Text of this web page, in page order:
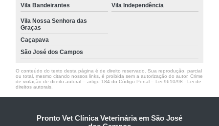
Vila Bandeirantes Vila Independência
Vila Nossa Senhora das
Graças
Caçapava
São José dos Campos
O conteúdo do texto desta página é de direito reservado. Sua reprodução, parcial
ou total, mesmo citando nossos links, é proibida sem a autorização do autor. Crime
de violação de direito autoral – artigo 184 do Código Penal – Lei 9610/98 - Lei de
direitos autorais
Pronto Vet Clínica Veterinária em São José